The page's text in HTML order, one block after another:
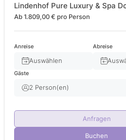
Lindenhof Pure Luxury & Spa
Ab 1.809,00 € pro Person
Anreise
Auswählen
Abreise
Gäste
2 Person(en)
Kind(er)
Anfragen
Buchen